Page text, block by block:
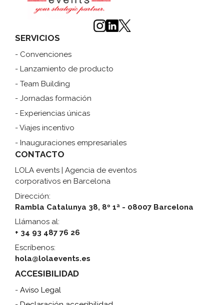
SERVICIOS
- Convenciones
- Lanzamiento de producto
- Team Building
- Jornadas formación
- Experiencias únicas
- Viajes incentivo
- Inauguraciones empresariales
CONTACTO
LOLA events | Agencia de eventos
corporativos en Barcelona
Dirección:
Rambla Catalunya 38, 8º 1ª - 08007 Barcelona
Llámanos al:
+ 34 93 487 76 26
Escríbenos:
hola@lolaevents.es
ACCESIBILIDAD
- Aviso Legal